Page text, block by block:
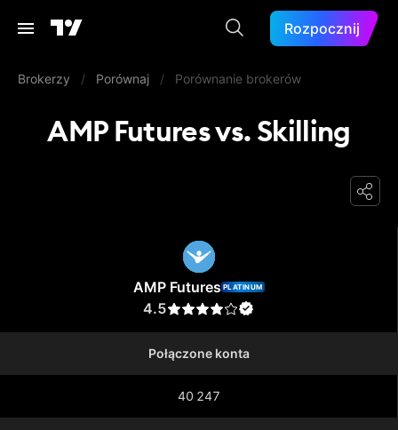
Rozpocznij
Brokerzy / Porównaj / Porównanie brokerów
AMP Futures vs. Skilling
AMP Futures PLATINUM
4.5
Połączone konta
40 247